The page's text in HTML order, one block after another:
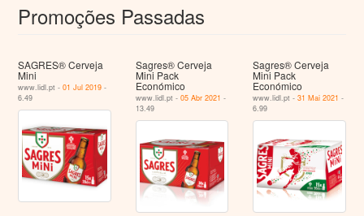
Promoções Passadas
SAGRES® Cerveja
Mini
www.lidl.pt -01 Jul 2019 -
6.49
Sagres® Cerveja
Mini Pack
Económico
www.lidl.pt - 05 Abr 2021 -
13.49
Sagres® Cerveja
Mini Pack
Económico
www.lidl.pt -31 Mai 2021 -
6.99